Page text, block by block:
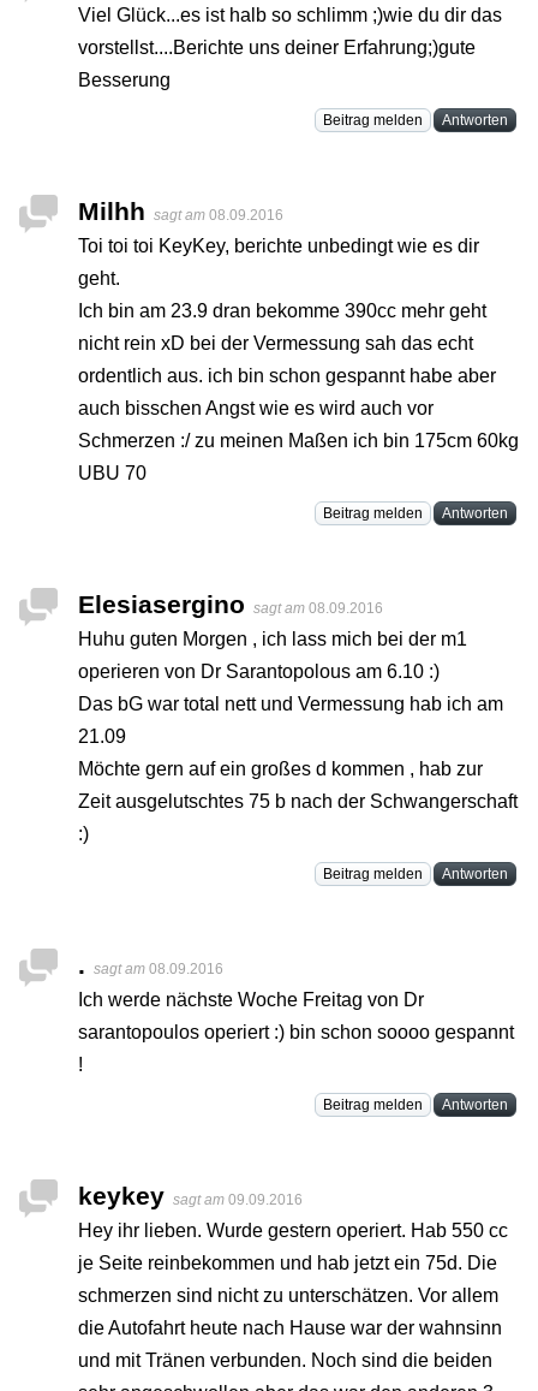
Viel Glück...es ist halb so schlimm ;)wie du dir das
vorstellst....Berichte uns deiner Erfahrung;)gute
Besserung
Beitrag melden Antworten
Milhh sagt am 08.09.2016
Toi toi toi KeyKey, berichte unbedingt wie es dir
geht.
Ich bin am 23.9 dran bekomme 390cc mehr geht
nicht rein xD bei der Vermessung sah das echt
ordentlich aus. ich bin schon gespannt habe aber
auch bisschen Angst wie es wird auch vor
Schmerzen :/ zu meinen Maßen ich bin 175cm 60kg
UBU 70
Beitrag melden Antworten
Elesiasergino sagt am 08.09.2016
Huhu guten Morgen , ich lass mich bei der m1
operieren von Dr Sarantopolous am 6.10 :)
Das bG war total nett und Vermessung hab ich am
21.09
Möchte gern auf ein großes d kommen , hab zur
Zeit ausgelutschtes 75 b nach der Schwangerschaft
:)
Beitrag melden Antworten
. sagt am 08.09.2016
Ich werde nächste Woche Freitag von Dr
sarantopoulos operiert :) bin schon soooo gespannt
!
Beitrag melden Antworten
keykey sagt am 09.09.2016
Hey ihr lieben. Wurde gestern operiert. Hab 550 cc
je Seite reinbekommen und hab jetzt ein 75d. Die
schmerzen sind nicht zu unterschätzen. Vor allem
die Autofahrt heute nach Hause war der wahnsinn
und mit Tränen verbunden. Noch sind die beiden